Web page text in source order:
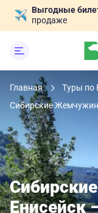
Выгодные
продаже
Главная Туры по
Сибирские
Енисейск